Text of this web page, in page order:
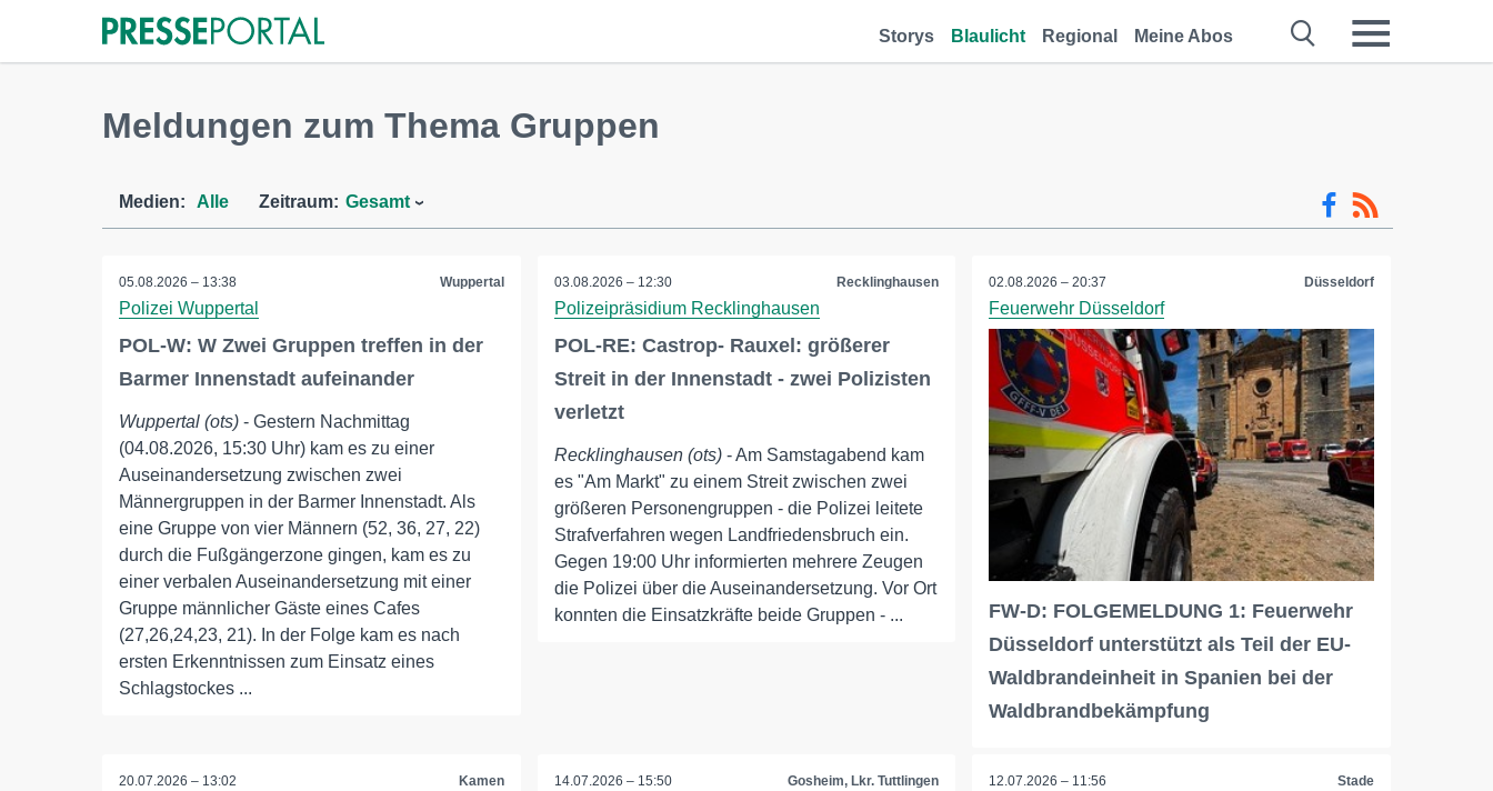
Storys Blaulicht Regional Meine Abos
Meldungen zum Thema Gruppen
Medien: Alle Zeitraum: Gesamt
05.08.2026 – 13:38 Wuppertal
Polizei Wuppertal
POL-W: W Zwei Gruppen treffen in der
Barmer Innenstadt aufeinander
Wuppertal (ots) - Gestern Nachmittag
(04.08.2026, 15:30 Uhr) kam es zu einer
Auseinandersetzung zwischen zwei
Männergruppen in der Barmer Innenstadt. Als
eine Gruppe von vier Männern (52, 36, 27, 22)
durch die Fußgängerzone gingen, kam es zu
einer verbalen Auseinandersetzung mit einer
Gruppe männlicher Gäste eines Cafes
(27,26,24,23, 21). In der Folge kam es nach
ersten Erkenntnissen zum Einsatz eines
Schlagstockes ...
03.08.2026 – 12:30 Recklinghausen
Polizeipräsidium Recklinghausen
POL-RE: Castrop- Rauxel: größerer
Streit in der Innenstadt - zwei Polizisten
verletzt
Recklinghausen (ots)- Am Samstagabend kam
es "Am Markt" zu einem Streit zwischen zwei
größeren Personengruppen - die Polizei leitete
Strafverfahren wegen Landfriedensbruch ein.
Gegen 19:00 Uhr informierten mehrere Zeugen
die Polizei über die Auseinandersetzung. Vor Ort
konnten die Einsatzkräfte beide Gruppen - ...
02.08.2026 – 20:37 Düsseldorf
Feuerwehr Düsseldorf
FW-D: FOLGEMELDUNG 1: Feuerwehr
Düsseldorf unterstützt als Teil der EU-
Waldbrandeinheit in Spanien bei der
Waldbrandbekämpfung
20.07.2026 – 13:02 Kamen 14.07.2026 – 15:50 Gosheim, Lkr. Tuttlingen 12.07.2026 – 11:56 Stade